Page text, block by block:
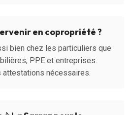
en copropriété ?
bien chez les particuliers que
PPE et entreprises.
nécessaires.